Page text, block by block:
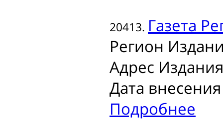
20413. Газета
Регион
Адрес
Дата
Подробнее